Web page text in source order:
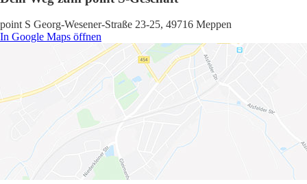
point S Georg-Wesener-Straße 23-25, 49716 Meppen
In Google Maps öffnen